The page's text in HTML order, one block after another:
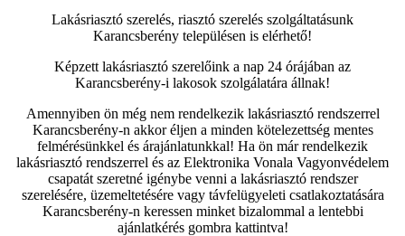
Lakásriasztó szerelés, riasztó szerelés szolgáltatásunk
Karancsberény településen is elérhető!
Képzett lakásriasztó szerelőink a nap 24 órájában az
Karancsberény-i lakosok szolgálatára állnak!
Amennyiben ön még nem rendelkezik lakásriasztó rendszerrel
Karancsberény-n akkor éljen a minden kötelezettség mentes
felmérésünkkel és árajánlatunkkal! Ha ön már rendelkezik
lakásriasztó rendszerrel és az Elektronika Vonala Vagyonvédelem
csapatát szeretné igénybe venni a lakásriasztó rendszer
szerelésére, üzemeltetésére vagy távfelügyeleti csatlakoztatására
Karancsberény-n keressen minket bizalommal a lentebbi
ajánlatkérés gombra kattintva!